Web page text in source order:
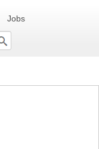
Jobs